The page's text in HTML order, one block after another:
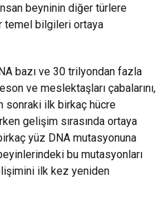
beyninin diğer türlere
temel bilgileri ortaya
bazı ve 30 trilyondan fazla
ve meslektaşları çabalarını,
sonraki ilk birkaç hücre
gelişim sırasında ortaya
yüz DNA mutasyonuna
bu mutasyonları
ilk kez yeniden